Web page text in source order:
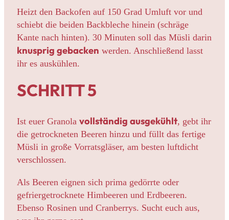
Heizt den Backofen auf 150 Grad Umluft vor und
schiebt die beiden Backbleche hinein (schräge
Kante nach hinten). 30 Minuten soll das Müsli darin
knusprig gebacken werden. Anschließend lasst
ihr es auskühlen.
SCHRITT 5
Ist euer Granola vollständig ausgekühlt, gebt ihr
die getrockneten Beeren hinzu und füllt das fertige
Müsli in große Vorratsgläser, am besten luftdicht
verschlossen.
Als Beeren eignen sich prima gedörrte oder
gefriergetrocknete Himbeeren und Erdbeeren.
Ebenso Rosinen und Cranberrys. Sucht euch aus,